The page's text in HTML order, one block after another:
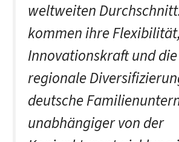
weltweiten
kommen ihre Flexibilität,
Innovationskraft und
regionale
deutsche
unabhängiger von der